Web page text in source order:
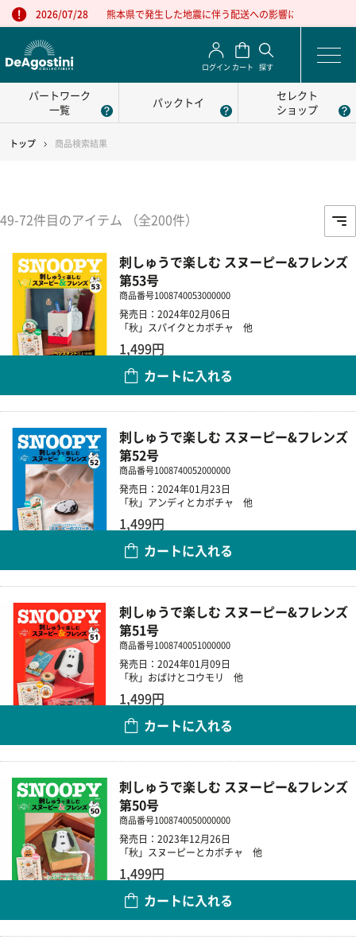
2026/07/28 熊本県で発生した地震に伴う配送への影響について
ログイン カート 探す
パートワーク
一覧
パックトイ
セレクト
ショップ
トップ 商品検索結果
49-72件目のアイテム （全200件）
刺しゅうで楽しむ スヌーピー&フレンズ
第53号
商品番号1008740053000000
発売日：2024年02月06日
「秋」スパイクとカボチャ 他
1,499円
カートに入れる
刺しゅうで楽しむ スヌーピー&フレンズ
第52号
商品番号1008740052000000
発売日：2024年01月23日
「秋」アンディとカボチャ 他
1,499円
カートに入れる
刺しゅうで楽しむ スヌーピー&フレンズ
第51号
商品番号1008740051000000
発売日：2024年01月09日
「秋」おばけとコウモリ 他
1,499円
カートに入れる
刺しゅうで楽しむ スヌーピー&フレンズ
第50号
商品番号1008740050000000
発売日：2023年12月26日
「秋」スヌーピーとカボチャ 他
1,499円
カートに入れる